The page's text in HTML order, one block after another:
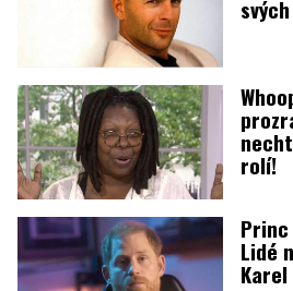
rolí!
Lidé